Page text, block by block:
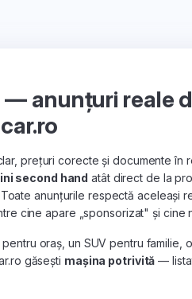
— anunțuri reale
prețuri corecte și documente în
second hand atât direct de la
anunțurile respectă aceleași
cine apare „sponsorizat" și cine
oraș, un SUV pentru familie,
găsești mașina potrivită —